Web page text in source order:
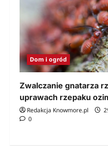
Dom i ogród
Zwalczanie gnatarza
uprawach rzepaku
Redakcja Knowmore.pl
0